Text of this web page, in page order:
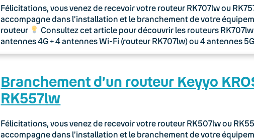
Félicitations, vous venez de recevoir votre routeur RK707lw ou
accompagne dans l’installation et le branchement de votre
routeur
Consultez cet article pour découvrir les routeurs
antennes 4G + 4 antennes Wi-Fi (routeur RK707lw) ou 4 antennes
Branchement d’un routeur Keyyo
RK557lw
Félicitations, vous venez de recevoir votre routeur RK507lw ou
accompagne dans l’installation et le branchement de votre